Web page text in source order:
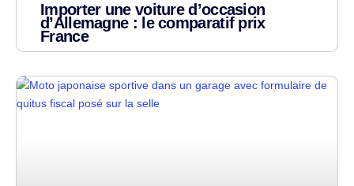
Importer une voiture d’occasion
d’Allemagne : le comparatif prix
France